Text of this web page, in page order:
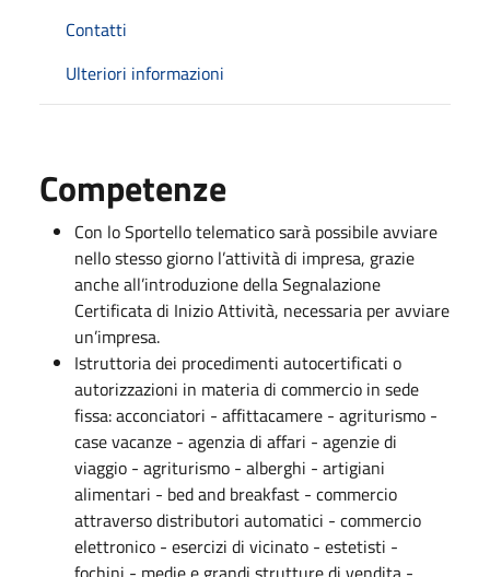
Contatti
Ulteriori informazioni
Competenze
Con lo Sportello telematico sarà possibile avviare
nello stesso giorno l’attività di impresa, grazie
anche all’introduzione della Segnalazione
Certificata di Inizio Attività, necessaria per avviare
un’impresa.
Istruttoria dei procedimenti autocertificati o
autorizzazioni in materia di commercio in sede
fissa: acconciatori - affittacamere - agriturismo -
case vacanze - agenzia di affari - agenzie di
viaggio - agriturismo - alberghi - artigiani
alimentari - bed and breakfast - commercio
attraverso distributori automatici - commercio
elettronico - esercizi di vicinato - estetisti -